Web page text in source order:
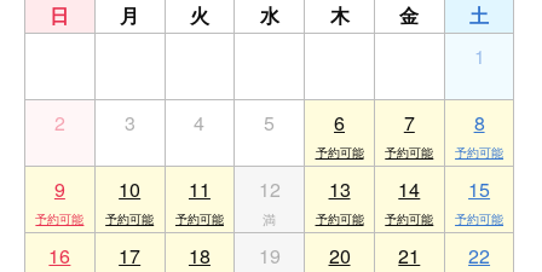
日 月 火 水 木 金
土
1
2 3 4 5 6 7 8
9 10 11 12 13 14 15
16 17 18 19 20 21 22